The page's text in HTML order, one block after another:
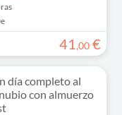
41,00 €
día completo al
con almuerzo